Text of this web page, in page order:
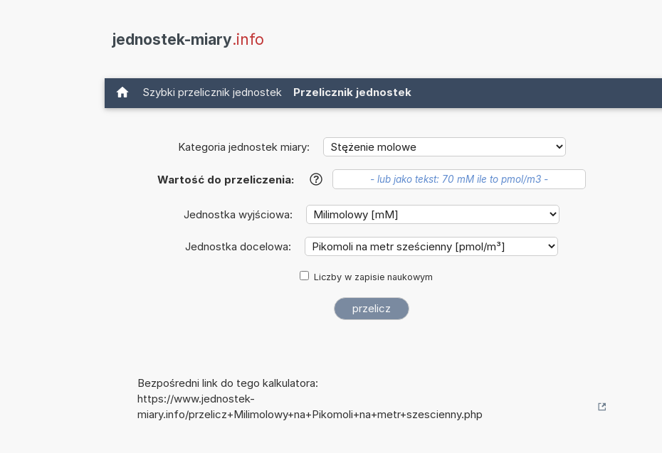
jednostek-miary.info
Szybki przelicznik jednostek Przelicznik jednostek
Kategoria jednostek miary:
Wartość do przeliczenia: ?
Jednostka wyjściowa:
Jednostka docelowa:
Liczby w zapisie naukowym
Bezpośredni link do tego kalkulatora:
https://www.jednostek-
miary.info/przelicz+Milimolowy+na+Pikomoli+na+metr+szescienny.php